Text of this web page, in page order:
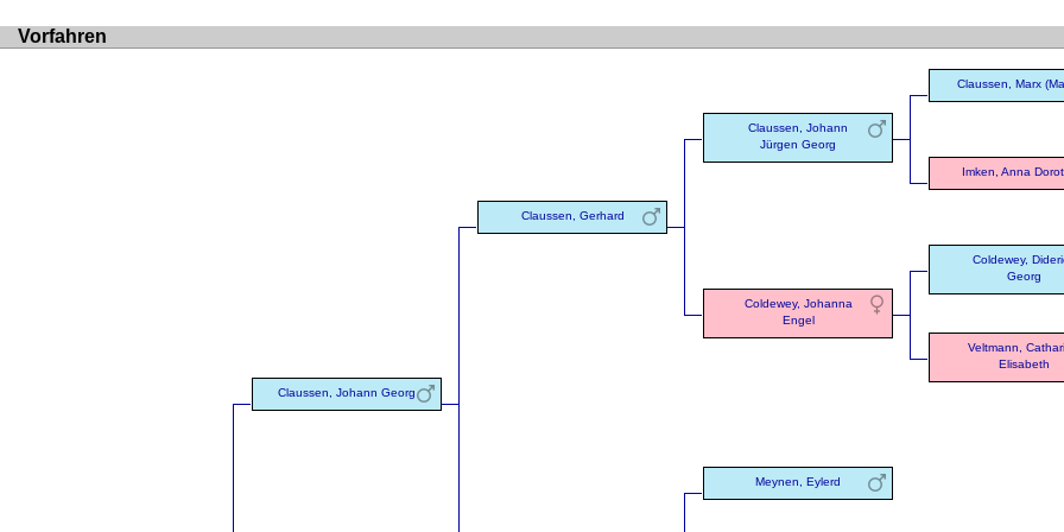
Vorfahren
Claussen, Johann Georg
Claussen, Gerhard
Claussen, Johann
Jürgen Georg
Claussen, Marx
Imken, Anna
Coldewey, Johanna
Engel
Coldewey,
Georg
Veltmann,
Elisabeth
Meynen, Eylerd